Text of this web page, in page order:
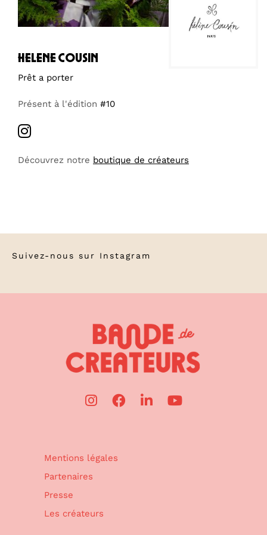
helene cousin
Prêt a porter
Présent à l'édition #10
Découvrez notre boutique de créateurs
Suivez-nous sur Instagram
Mentions légales
Partenaires
Presse
Les créateurs